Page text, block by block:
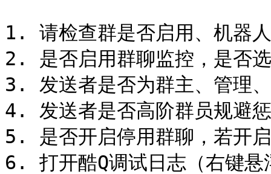
1. 请检查群是否启用、机器
2. 是否启用群聊监控，是否
3. 发送者是否为群主、管理
4. 发送者是否高阶群员规避
5. 是否开启停用群聊，若开
6. 打开酷Q调试日志（右键悬